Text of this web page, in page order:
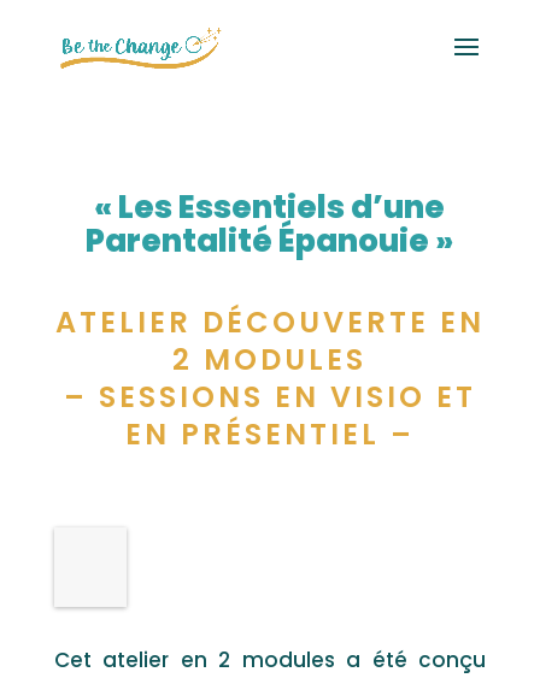
« Les Essentiels d’une
Parentalité Épanouie »
ATELIER DÉCOUVERTE EN
2 MODULES
– SESSIONS EN VISIO ET
EN PRÉSENTIEL –
Cet atelier en 2 modules a été conçu